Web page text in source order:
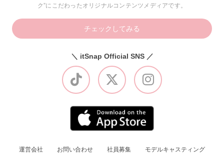
ク”にこだわったオリジナルコンテンツメディアです。
チェックしてみる
＼ itSnap Official SNS ／
運営会社 お問い合わせ 社員募集 モデルキャスティング